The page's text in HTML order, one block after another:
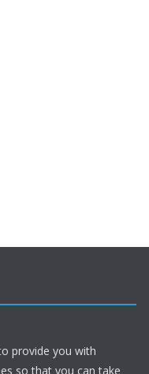
provide you with
so that you can take